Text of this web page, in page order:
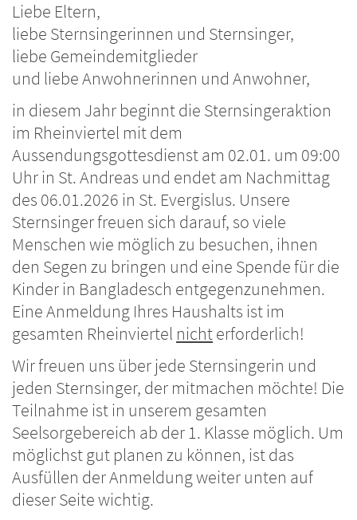
Liebe Eltern,
liebe Sternsingerinnen und Sternsinger,
liebe Gemeindemitglieder
und liebe Anwohnerinnen und Anwohner,
in diesem Jahr beginnt die Sternsingeraktion
im Rheinviertel mit dem
Aussendungsgottesdienst am 02.01. um 09:00
Uhr in St. Andreas und endet am Nachmittag
des 06.01.2026 in St. Evergislus. Unsere
Sternsinger freuen sich darauf, so viele
Menschen wie möglich zu besuchen, ihnen
den Segen zu bringen und eine Spende für die
Kinder in Bangladesch entgegenzunehmen.
Eine Anmeldung Ihres Haushalts ist im
gesamten Rheinviertel nichterforderlich!
Wir freuen uns über jede Sternsingerin und
jeden Sternsinger, der mitmachen möchte! Die
Teilnahme ist in unserem gesamten
Seelsorgebereich ab der 1. Klasse möglich. Um
möglichst gut planen zu können, ist das
Ausfüllen der Anmeldung weiter unten auf
dieser Seite wichtig.